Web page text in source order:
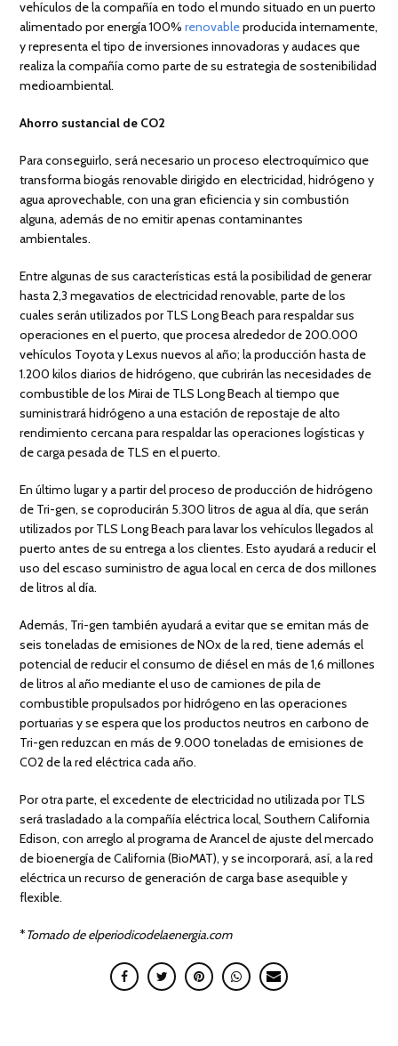
vehículos de la compañía en todo el mundo situado en un puerto
alimentado por energía 100%renovableproducida internamente,
y representa el tipo de inversiones innovadoras y audaces que
realiza la compañía como parte de su estrategia de sostenibilidad
medioambiental.
Ahorro sustancial de CO2
Para conseguirlo, será necesario un proceso electroquímico que
transforma biogás renovable dirigido en electricidad, hidrógeno y
agua aprovechable, con una gran eficiencia y sin combustión
alguna, además de no emitir apenas contaminantes
ambientales.
Entre algunas de sus características está la posibilidad de generar
hasta 2,3 megavatios de electricidad renovable, parte de los
cuales serán utilizados por TLS Long Beach para respaldar sus
operaciones en el puerto, que procesa alrededor de 200.000
vehículos Toyota y Lexus nuevos al año; la producción hasta de
1.200 kilos diarios de hidrógeno, que cubrirán las necesidades de
combustible de los Mirai de TLS Long Beach al tiempo que
suministrará hidrógeno a una estación de repostaje de alto
rendimiento cercana para respaldar las operaciones logísticas y
de carga pesada de TLS en el puerto.
En último lugar y a partir del proceso de producción de hidrógeno
de Tri-gen, se coproducirán 5.300 litros de agua al día, que serán
utilizados por TLS Long Beach para lavar los vehículos llegados al
puerto antes de su entrega a los clientes. Esto ayudará a reducir el
uso del escaso suministro de agua local en cerca de dos millones
de litros al día.
Además, Tri-gen también ayudará a evitar que se emitan más de
seis toneladas de emisiones de NOx de la red, tiene además el
potencial de reducir el consumo de diésel en más de 1,6 millones
de litros al año mediante el uso de camiones de pila de
combustible propulsados por hidrógeno en las operaciones
portuarias y se espera que los productos neutros en carbono de
Tri-gen reduzcan en más de 9.000 toneladas de emisiones de
CO2 de la red eléctrica cada año.
Por otra parte, el excedente de electricidad no utilizada por TLS
será trasladado a la compañía eléctrica local, Southern California
Edison, con arreglo al programa de Arancel de ajuste del mercado
de bioenergía de California (BioMAT), y se incorporará, así, a la red
eléctrica un recurso de generación de carga base asequible y
flexible.
*Tomado de elperiodicodelaenergia.com